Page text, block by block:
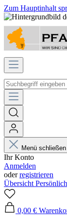
Zum Hauptinhalt
Menü schließen
Ihr Konto
Anmelden
oderregistrieren
Übersicht
0,00 €